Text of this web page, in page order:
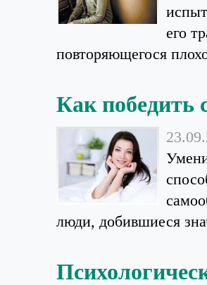
его
повторяющегося
Как победить
люди, добившиеся